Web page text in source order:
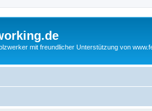
mit freundlicher Unterstützung von